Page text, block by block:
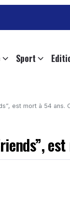
Sport
est mort à 54 ans.